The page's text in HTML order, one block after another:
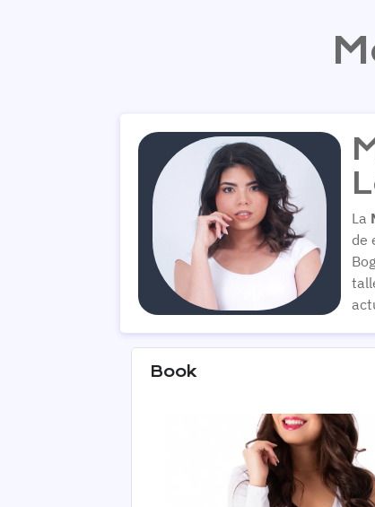
La
de
Book